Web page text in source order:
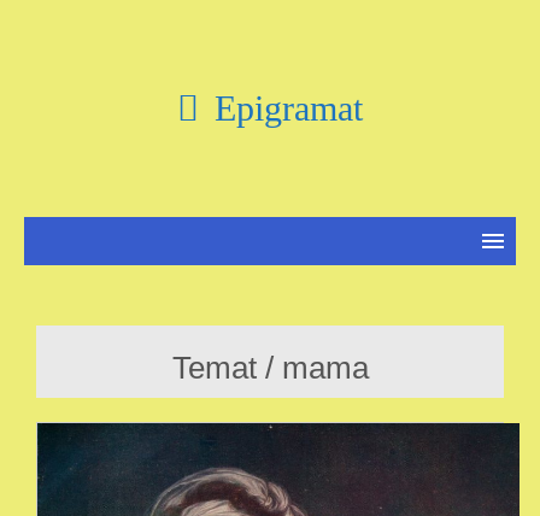
Epigramat
Temat / mama